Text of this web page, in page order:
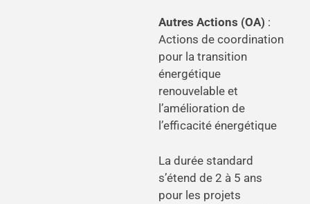
Autres Actions (OA) :
Actions de coordination
pour la transition
énergétique
renouvelable et
l’amélioration de
l’efficacité énergétique
La durée standard
s’étend de 2 à 5 ans
pour les projets